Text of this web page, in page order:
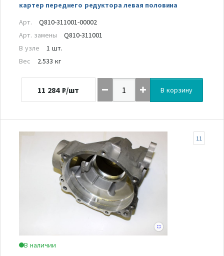
картер переднего редуктора левая половина
Арт.
Q810-311001-00002
Арт. замены
Q810-311001
В узле
1 шт.
Вес
2.533 кг
11 284 ₽/шт В корзину
В наличии
11